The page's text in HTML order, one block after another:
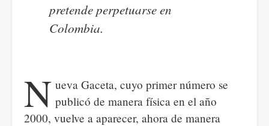
pretende perpetuarse en
Colombia.
N ueva Gaceta, cuyo primer número se
publicó de manera física en el año
2000, vuelve a aparecer, ahora de manera